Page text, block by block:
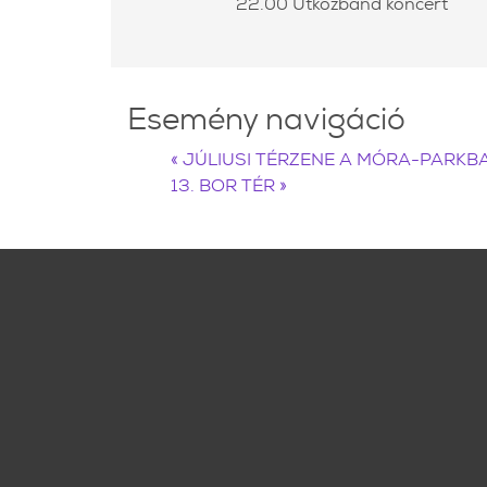
Esemény navigáció
« JÚLIUSI TÉRZENE A MÓRA-
13. BOR TÉR »